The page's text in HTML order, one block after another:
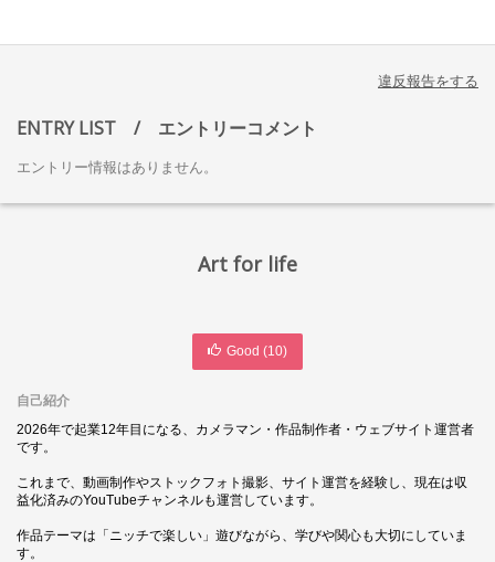
違反報告をする
ENTRY LIST / エントリーコメント
エントリー情報はありません。
Art for life
Good (10)
自己紹介
2026年で起業12年目になる、カメラマン・作品制作者・ウェブサイト運営者
です。
これまで、動画制作やストックフォト撮影、サイト運営を経験し、現在は収
益化済みのYouTubeチャンネルも運営しています。
作品テーマは「ニッチで楽しい」遊びながら、学びや関心も大切にしていま
す。